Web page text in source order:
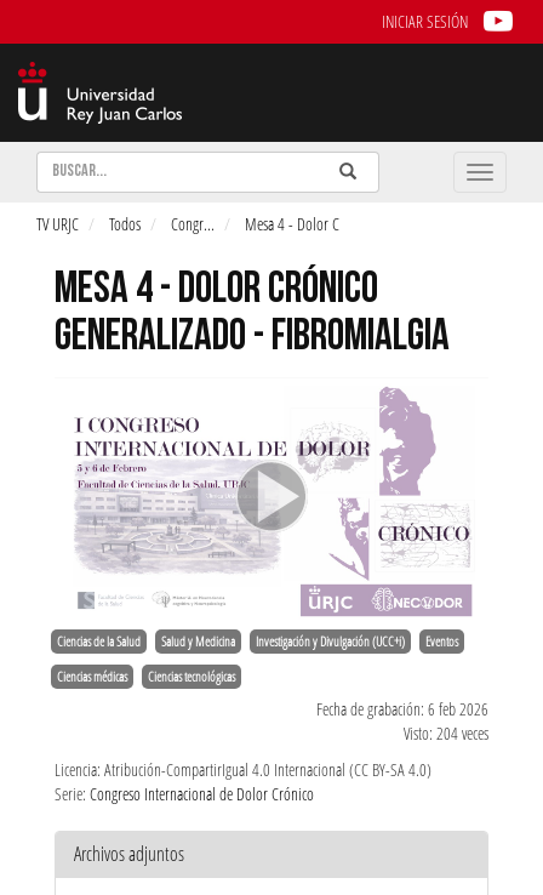
INICIAR SESIÓN
Buscar Enviar
Buscar
Toggle
TV URJC Todos Congr... Mesa 4 - Dolor C
MESA 4 - DOLOR CRÓNICO
GENERALIZADO - FIBROMIALGIA
Ciencias de la Salud Salud y Medicina Investigación y Divulgación (UCC+i) Eventos
Ciencias médicas Ciencias tecnológicas
Fecha de grabación: 6 feb 2026
Visto: 204 veces
Licencia: Atribución-CompartirIgual 4.0 Internacional (CC BY-SA 4.0)
Serie: Congreso Internacional de Dolor Crónico
Archivos adjuntos